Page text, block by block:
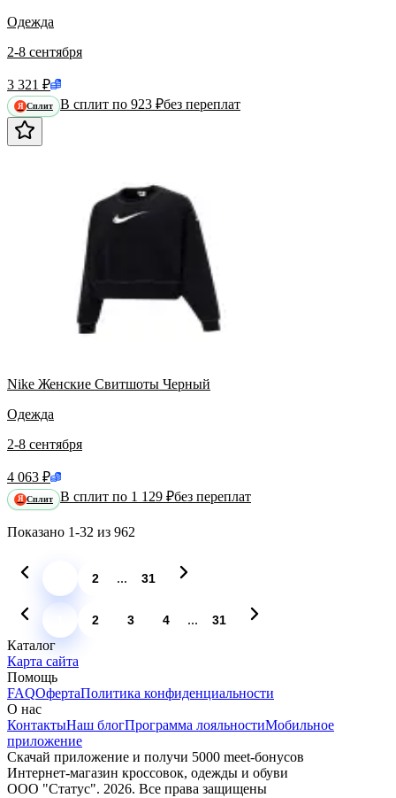
Одежда
2-8 сентября
3 321 ₽
Я Сплит В сплит по 923 ₽без переплат
Nike Женские Свитшоты Черный
Одежда
2-8 сентября
4 063 ₽
Я Сплит В сплит по 1 129 ₽без переплат
Показано 1-32 из 962
2 ... 31
2 3 4 ... 31
Каталог
Карта сайта
Помощь
FAQОфертаПолитика конфиденциальности
О нас
КонтактыНаш блогПрограмма лояльностиМобильное
приложение
Скачай приложение и получи 5000 meet-бонусов
Интернет-магазин кроссовок, одежды и обуви
ООО "Статус". 2026. Все права защищены